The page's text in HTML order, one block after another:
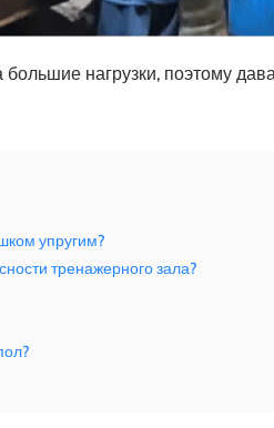
нагрузки, поэтому
упругим?
тренажерного зала?